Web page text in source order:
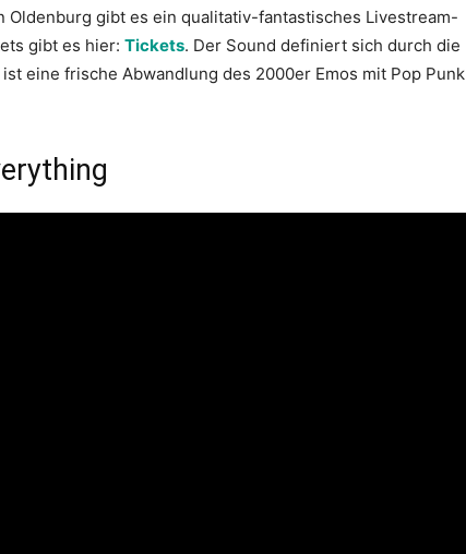
Oldenburg gibt es ein qualitativ-fantastisches Livestream-
gibt es hier: Tickets. Der Sound definiert sich durch die
eine frische Abwandlung des 2000er Emos mit Pop Punk